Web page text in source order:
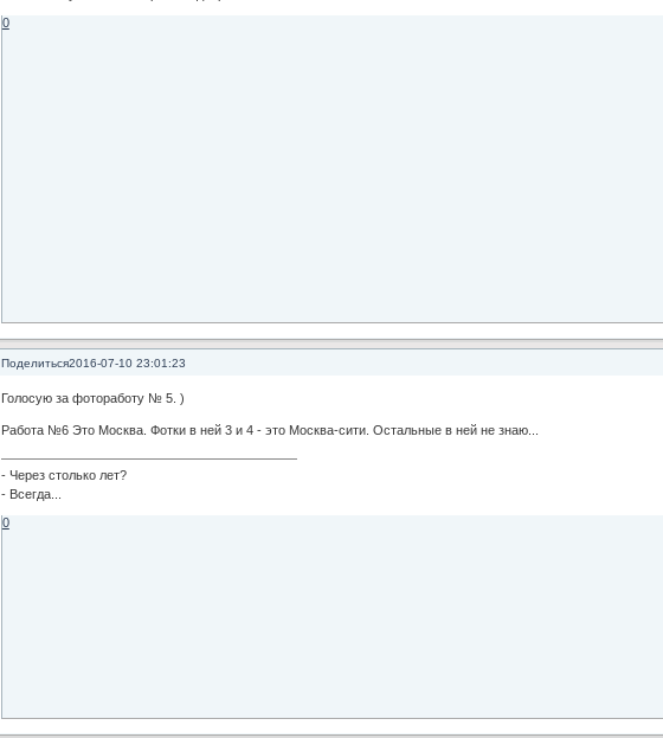
0
Поделиться2016-07-10 23:01:23
Голосую за фотоработу № 5. )
Работа №6 Это Москва. Фотки в ней 3 и 4 - это Москва-сити. Остальные в ней не знаю...
- Через столько лет?
- Всегда...
0